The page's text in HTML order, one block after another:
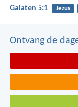
Galaten 5:1 Jezus
Ontvang de